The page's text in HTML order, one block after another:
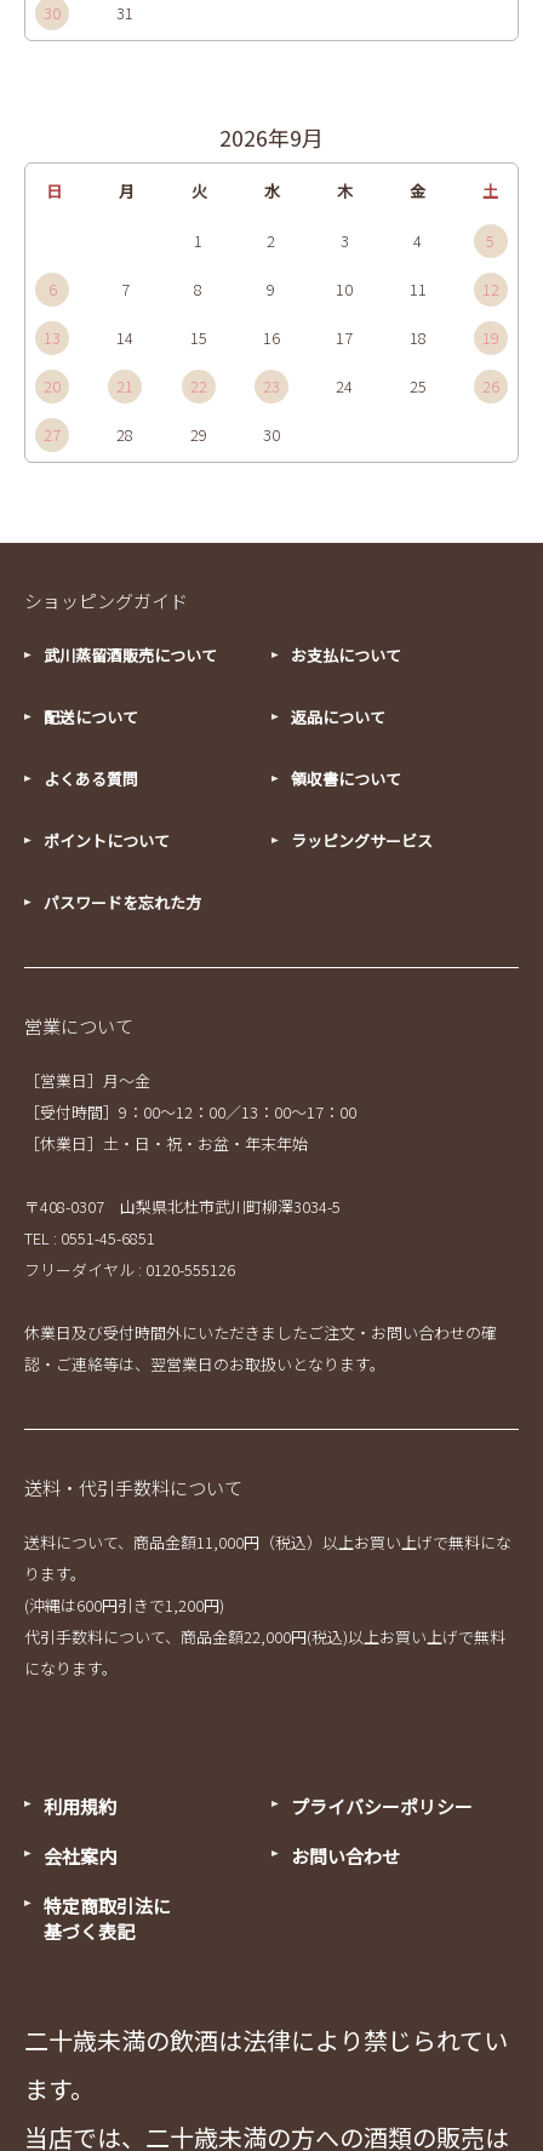
30 31
2026年9月
日 月 火 水 木 金 土
1 2 3 4 5
6 7 8 9 10 11 12
13 14 15 16 17 18 19
20 21 22 23 24 25 26
27 28 29 30
ショッピングガイド
武川蒸留酒販売について お支払について
配送について 返品について
よくある質問 領収書について
ポイントについて ラッピングサービス
パスワードを忘れた方
営業について
［営業日］月～金
［受付時間］9：00～12：00／13：00～17：00
［休業日］土・日・祝・お盆・年末年始
〒408-0307 山梨県北杜市武川町柳澤3034-5
TEL : 0551-45-6851
フリーダイヤル : 0120-555126
休業日及び受付時間外にいただきましたご注文・お問い合わせの確
認・ご連絡等は、翌営業日のお取扱いとなります。
送料・代引手数料について
送料について、商品金額11,000円（税込）以上お買い上げで無料にな
ります。
(沖縄は600円引きで1,200円)
代引手数料について、商品金額22,000円(税込)以上お買い上げで無料
になります。
利用規約
プライバシーポリシー
会社案内
お問い合わせ
特定商取引法に
基づく表記
二十歳未満の飲酒は法律により禁じられてい
ます。
当店では、二十歳未満の方への酒類の販売は